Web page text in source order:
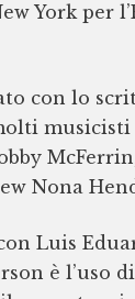
York per
con lo
Nona
Luis
è l’uso